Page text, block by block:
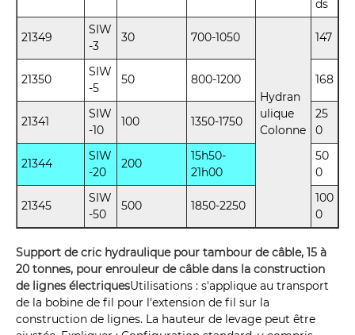
ds
21349
SIW
-3
30 700-1050
Hydran
ulique
Colonne
147
21350
SIW
-5
50 800-1200 168
21341
SIW
-10
100 1350-1750
25
0
21344
SIW
-20
200
15h50-
21h00
50
0
21345
SIW
-50
500 1850-2250
100
0
Support de cric hydraulique pour tambour de câble, 15 à
20 tonnes, pour enrouleur de câble dans la construction
de lignes électriquesUtilisations : s'applique au transport
de la bobine de fil pour l'extension de fil sur la
construction de lignes. La hauteur de levage peut être